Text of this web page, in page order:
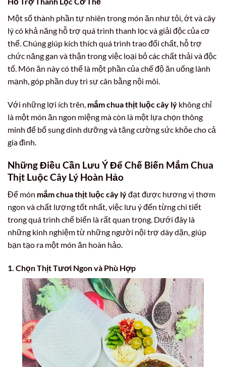
Một số thành phần tự nhiên trong món ăn như tỏi, ớt và cây
lý có khả năng hỗ trợ quá trình thanh lọc và giải độc của cơ
thể. Chúng giúp kích thích quá trình trao đổi chất, hỗ trợ
chức năng gan và thận trong việc loại bỏ các chất thải và độc
tố. Món ăn này có thể là một phần của chế độ ăn uống lành
mạnh, góp phần duy trì sự cân bằng nội môi.
Với những lợi ích trên, mắm chua thịt luộc cây lý không chỉ
là một món ăn ngon miệng mà còn là một lựa chọn thông
minh để bổ sung dinh dưỡng và tăng cường sức khỏe cho cả
gia đình.
Những Điều Cần Lưu Ý Để Chế Biến Mắm Chua
Thịt Luộc Cây Lý Hoàn Hảo
Để món mắm chua thịt luộc cây lýđạt được hương vị thơm
ngon và chất lượng tốt nhất, việc lưu ý đến từng chi tiết
trong quá trình chế biến là rất quan trọng. Dưới đây là
những kinh nghiệm từ những người nội trợ dày dặn, giúp
bạn tạo ra một món ăn hoàn hảo.
1. Chọn Thịt Tươi Ngon và Phù Hợp